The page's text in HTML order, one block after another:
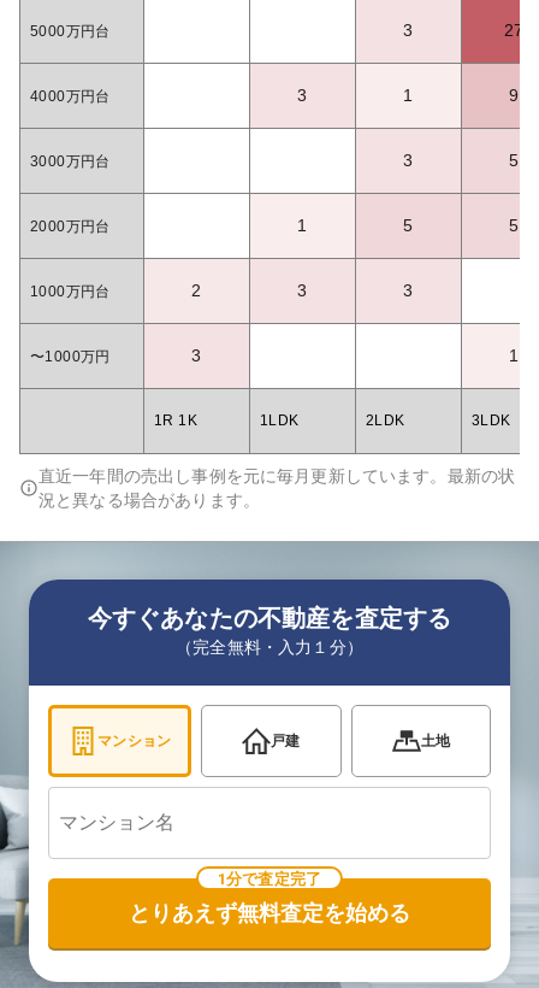
5000万円台 3 27
4000万円台 3 1 9
3000万円台 3 5
2000万円台 1 5 5
1000万円台 2 3 3
〜1000万円 3 1
1R 1K 1LDK 2LDK 3LDK
直近一年間の売出し事例を元に毎月更新しています。最新の状
況と異なる場合があります。
今すぐあなたの不動産を査定する
（完全無料・入力１分）
マンション 戸建 土地
1分で査定完了
とりあえず無料査定を始める